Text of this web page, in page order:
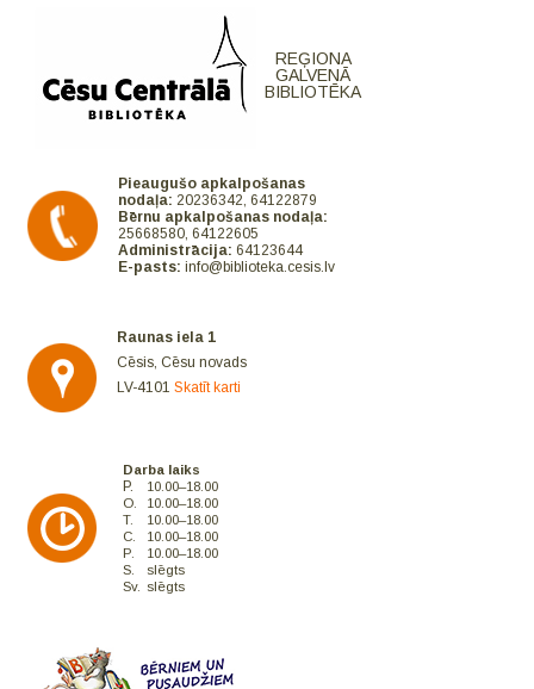
REĢIONA
GALVENĀ
BIBLIOTĒKA
Pieaugušo apkalpošanas
nodaļa: 20236342, 64122879
Bērnu apkalpošanas nodaļa:
25668580, 64122605
Administrācija: 64123644
E-pasts: info@biblioteka.cesis.lv
Raunas iela 1
Cēsis, Cēsu novads
LV-4101Skatīt karti
Darba laiks
P.
10.00–18.00
O.
10.00–18.00
T.
10.00–18.00
C.
10.00–18.00
P.
10.00–18.00
S.
slēgts
Sv.
slēgts